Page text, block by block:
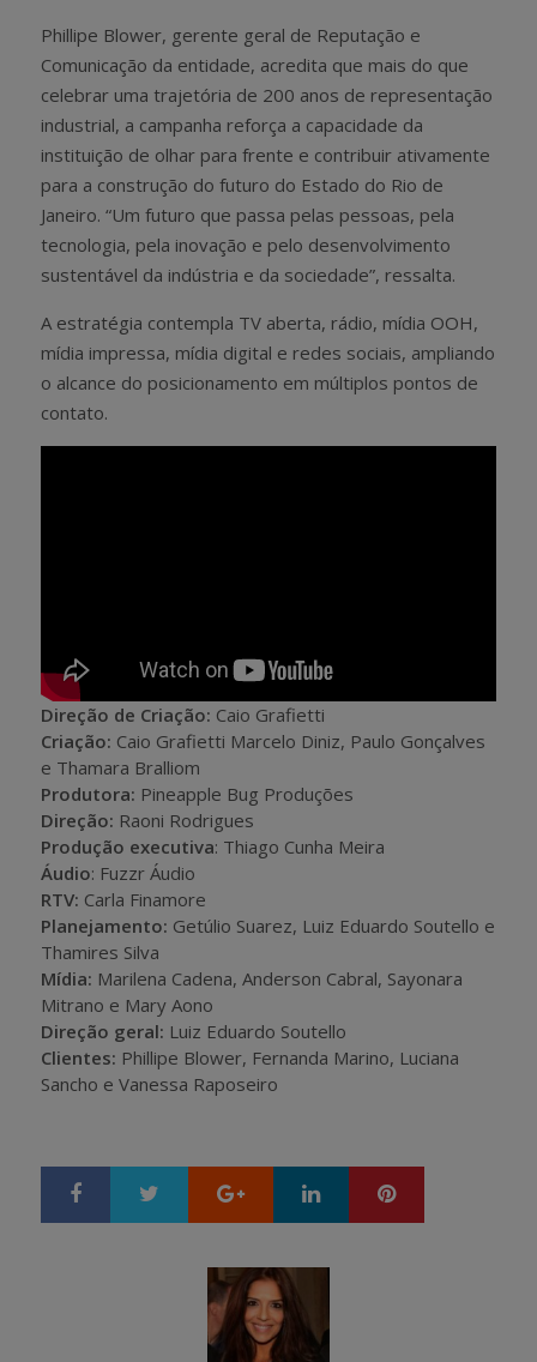
Phillipe Blower, gerente geral de Reputação e
Comunicação da entidade, acredita que mais do que
celebrar uma trajetória de 200 anos de representação
industrial, a campanha reforça a capacidade da
instituição de olhar para frente e contribuir ativamente
para a construção do futuro do Estado do Rio de
Janeiro. “Um futuro que passa pelas pessoas, pela
tecnologia, pela inovação e pelo desenvolvimento
sustentável da indústria e da sociedade”, ressalta.
A estratégia contempla TV aberta, rádio, mídia OOH,
mídia impressa, mídia digital e redes sociais, ampliando
o alcance do posicionamento em múltiplos pontos de
contato.
Direção de Criação: Caio Grafietti
Criação: Caio Grafietti Marcelo Diniz, Paulo Gonçalves
e Thamara Bralliom
Produtora: Pineapple Bug Produções
Direção: Raoni Rodrigues
Produção executiva: Thiago Cunha Meira
Áudio: Fuzzr Áudio
RTV: Carla Finamore
Planejamento: Getúlio Suarez, Luiz Eduardo Soutello e
Thamires Silva
Mídia: Marilena Cadena, Anderson Cabral, Sayonara
Mitrano e Mary Aono
Direção geral: Luiz Eduardo Soutello
Clientes: Phillipe Blower, Fernanda Marino, Luciana
Sancho e Vanessa Raposeiro
Google+ LinkedIn